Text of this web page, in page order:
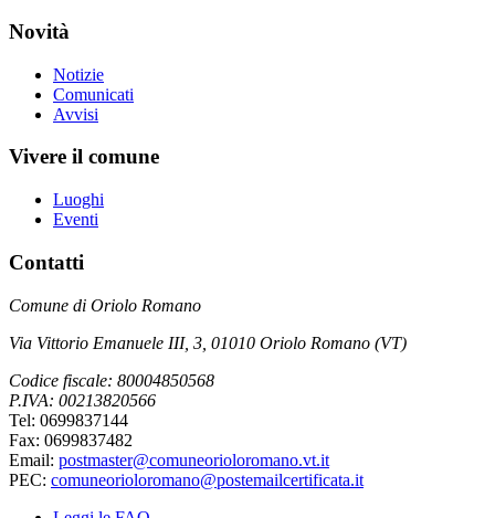
Novità
Notizie
Comunicati
Avvisi
Vivere il comune
Luoghi
Eventi
Contatti
Comune di Oriolo Romano
Via Vittorio Emanuele III, 3, 01010 Oriolo Romano (VT)
Codice fiscale: 80004850568
P.IVA: 00213820566
Tel: 0699837144
Fax: 0699837482
Email: postmaster@comuneorioloromano.vt.it
PEC: comuneorioloromano@postemailcertificata.it